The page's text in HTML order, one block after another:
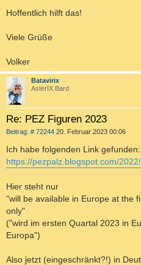
Hoffentlich hilft das!
Viele Grüße
Volker
Batavirix
AsterIX Bard
Re: PEZ Figuren 2023
Beitrag: # 72244B
i
t
r
20. Februar 2023 00:06
Ich habe folgenden Link gefunden:
https://pezpalz.blogspot.com/
Hier steht nur
"will be available in Europe at the
only"
("wird im ersten Quartal 2023 in
Europa")
Also jetzt (eingeschränkt?!) in